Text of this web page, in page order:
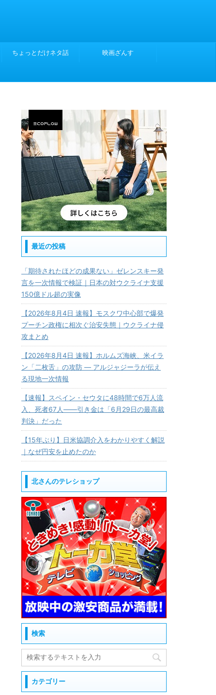
ちょっとだけネタ話 映画ざんす
最近の投稿
「期待されたほどの成果ない」ゼレンスキー発
言を一次情報で検証｜日本の対ウクライナ支援
150億ドル超の実像
【2026年8月4日 速報】モスクワ中心部で爆発
プーチン政権に相次ぐ治安失態｜ウクライナ侵
攻まとめ
【2026年8月4日 速報】ホルムズ海峡、米イラ
ン「二枚舌」の攻防 — アルジャジーラが伝え
る現地一次情報
【速報】スペイン・セウタに48時間で6万人流
入、死者67人——引き金は「6月29日の最高裁
判決」だった
【15年ぶり】日米協調介入をわかりやすく解説
｜なぜ円安を止めたのか
北さんのテレショップ
検索
カテゴリー